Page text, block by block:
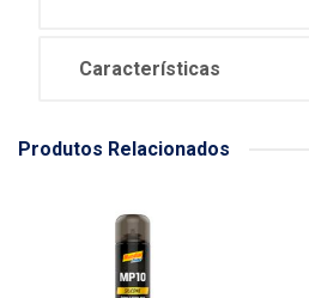
Características
Produtos Relacionados